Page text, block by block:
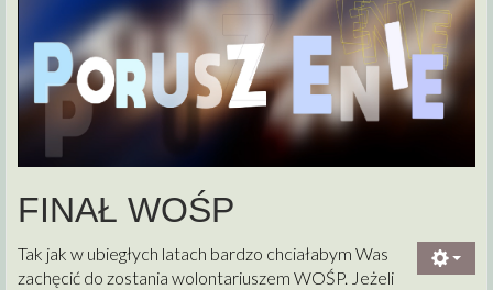
FINAŁ WOŚP
Tak jak w ubiegłych latach bardzo chciałabym Was
zachęcić do zostania wolontariuszem WOŚP. Jeżeli